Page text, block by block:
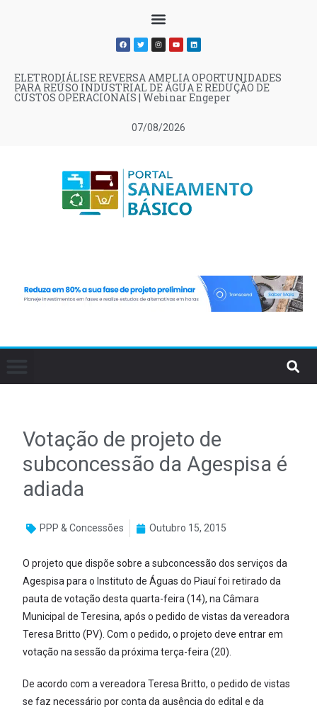
07/08/2026
ELETRODIÁLISE REVERSA AMPLIA OPORTUNIDADES
PARA REÚSO INDUSTRIAL DE ÁGUA E REDUÇÃO DE
CUSTOS OPERACIONAIS | Webinar Engeper
Votação de projeto de
subconcessão da Agespisa é
adiada
PPP & Concessões Outubro 15, 2015
O projeto que dispõe sobre a subconcessão dos serviços da
Agespisa para o Instituto de Águas do Piauí foi retirado da
pauta de votação desta quarta-feira (14), na Câmara
Municipal de Teresina, após o pedido de vistas da vereadora
Teresa Britto (PV). Com o pedido, o projeto deve entrar em
votação na sessão da próxima terça-feira (20).
De acordo com a vereadora Teresa Britto, o pedido de vistas
se faz necessário por conta da ausência do edital e da